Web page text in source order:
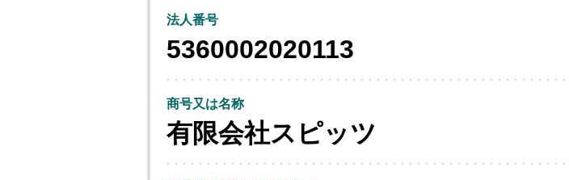
法人番号
5360002020113
商号又は名称
有限会社スピッツ